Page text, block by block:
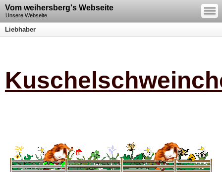
Vom weihersberg's Webseite
Unsere Webseite
—
—
—
Liebhaber